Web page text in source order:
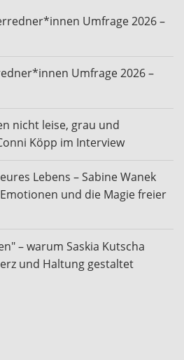
Umfrage 2026 –
Umfrage 2026 –
nicht leise, grau und
Köpp im Interview
Lebens – Sabine Wanek
und die Magie freier
– warum Saskia Kutscha
und Haltung gestaltet